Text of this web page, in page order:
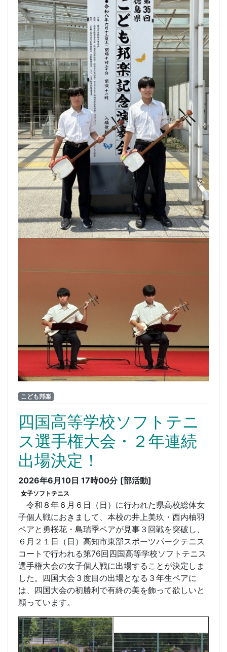
こども邦楽
四国高等学校ソフトテニ
ス選手権大会・２年連続
出場決定！
2026年6月10日 17時00分 [部活動]
女子ソフトテニス
令和８年６月６日（日）に行われた県高校総体女
子個人戦におきまして、本校の井上美玖・西内柚羽
ペアと勇桜花・島瑞季ペアが見事３回戦を突破し、
６月２１日（日）高知市東部スポーツパークテニス
コートで行われる第76回四国高等学校ソフトテニス
選手権大会の女子個人戦に出場することが決定しま
した。四国大会３度目の出場となる３年生ペアに
は、四国大会の初勝利で有終の美を飾って欲しいと
願っています。